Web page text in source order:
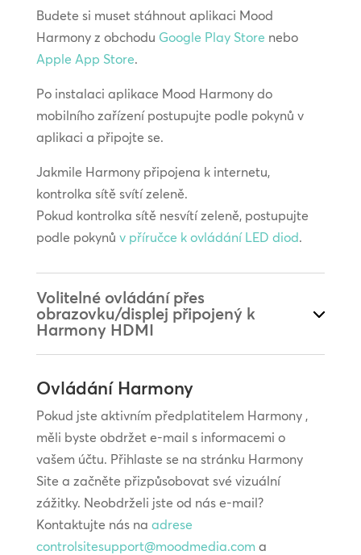
Budete si muset stáhnout aplikaci Mood
Harmony z obchodu Google Play Store nebo
Apple App Store.
Po instalaci aplikace Mood Harmony do
mobilního zařízení postupujte podle pokynů v
aplikaci a připojte se.
Jakmile Harmony připojena k internetu,
kontrolka sítě svítí zeleně.
Pokud kontrolka sítě nesvítí zeleně, postupujte
podle pokynů v příručce k ovládání LED diod.
Volitelné ovládání přes
obrazovku/displej připojený k
Harmony HDMI
Ovládání Harmony
Pokud jste aktivním předplatitelem Harmony ,
měli byste obdržet e-mail s informacemi o
vašem účtu. Přihlaste se na stránku Harmony
Site a začněte přizpůsobovat své vizuální
zážitky. Neobdrželi jste od nás e-mail?
Kontaktujte nás na adrese
controlsitesupport@moodmedia.com a